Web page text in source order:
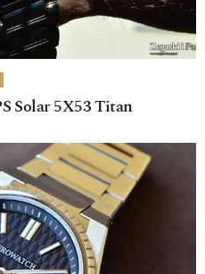
Solar 5X53 Titan